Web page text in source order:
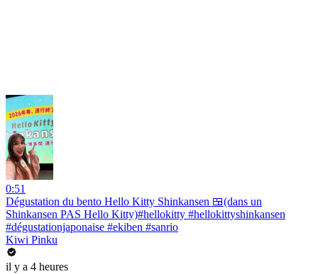
0:51
Dégustation du bento Hello Kitty Shinkansen 🍱(dans un
Shinkansen PAS Hello Kitty)#hellokitty #hellokittyshinkansen
#dégustationjaponaise #ekiben #sanrio
Kiwi Pinku
il y a 4 heures